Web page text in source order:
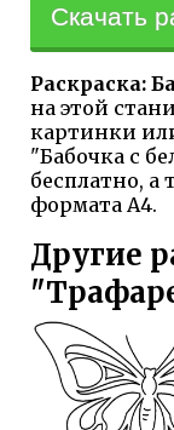
Скачать
Раскраска:
на этой
картинки
"Бабочка с
бесплатно, а
формата А4.
Другие